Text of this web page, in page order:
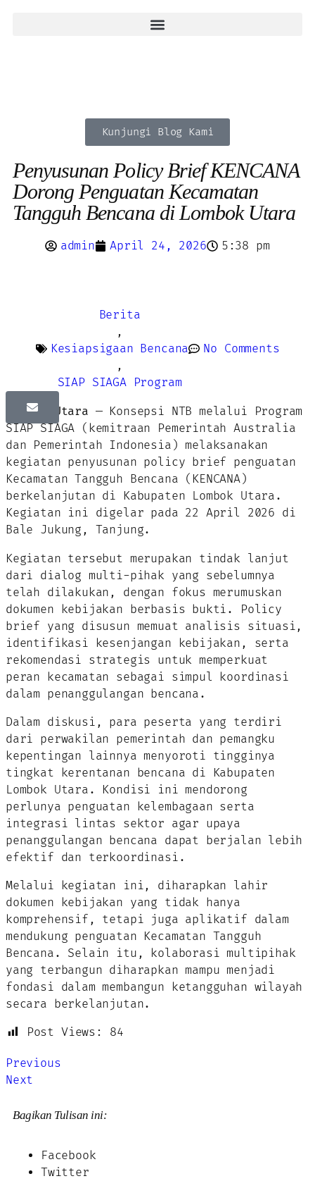
Kunjungi Blog Kami
Penyusunan Policy Brief KENCANA
Dorong Penguatan Kecamatan
Tangguh Bencana di Lombok Utara
admin April 24, 2026 5:38 pm
Berita
,
Kesiapsigaan Bencana
,
SIAP SIAGA Program
No Comments
Lombok Utara — Konsepsi NTB melalui Program
SIAP SIAGA (kemitraan Pemerintah Australia
dan Pemerintah Indonesia) melaksanakan
kegiatan penyusunan policy brief penguatan
Kecamatan Tangguh Bencana (KENCANA)
berkelanjutan di Kabupaten Lombok Utara.
Kegiatan ini digelar pada 22 April 2026 di
Bale Jukung, Tanjung.
Kegiatan tersebut merupakan tindak lanjut
dari dialog multi-pihak yang sebelumnya
telah dilakukan, dengan fokus merumuskan
dokumen kebijakan berbasis bukti. Policy
brief yang disusun memuat analisis situasi,
identifikasi kesenjangan kebijakan, serta
rekomendasi strategis untuk memperkuat
peran kecamatan sebagai simpul koordinasi
dalam penanggulangan bencana.
Dalam diskusi, para peserta yang terdiri
dari perwakilan pemerintah dan pemangku
kepentingan lainnya menyoroti tingginya
tingkat kerentanan bencana di Kabupaten
Lombok Utara. Kondisi ini mendorong
perlunya penguatan kelembagaan serta
integrasi lintas sektor agar upaya
penanggulangan bencana dapat berjalan lebih
efektif dan terkoordinasi.
Melalui kegiatan ini, diharapkan lahir
dokumen kebijakan yang tidak hanya
komprehensif, tetapi juga aplikatif dalam
mendukung penguatan Kecamatan Tangguh
Bencana. Selain itu, kolaborasi multipihak
yang terbangun diharapkan mampu menjadi
fondasi dalam membangun ketangguhan wilayah
secara berkelanjutan.
Post Views: 84
Previous
Next
Bagikan Tulisan ini:
Facebook
Twitter